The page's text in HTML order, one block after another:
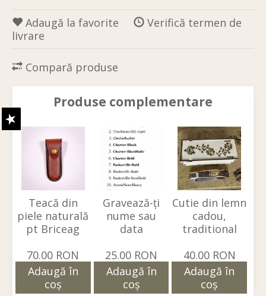
Adaugă la favorite
Verifică termen de
livrare
Compară produse
Produse complementare
Teacă din
piele naturală
pt Briceag
70.00 RON
Adaugă în
coş
Gravează-ți
nume sau
data
25.00 RON
Adaugă în
coş
Cutie din lemn
cadou,
traditional
40.00 RON
Adaugă în
coş